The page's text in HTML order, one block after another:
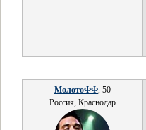
МолотоФФ, 50
Россия, Краснодар